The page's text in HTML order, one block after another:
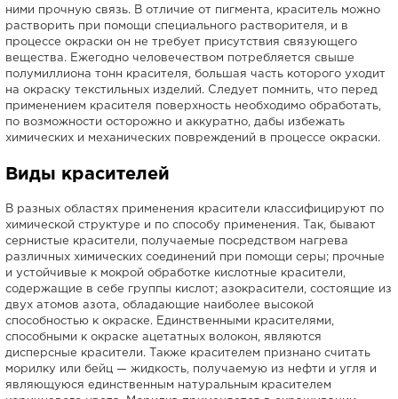
ними прочную связь. В отличие от пигмента, краситель можно
растворить при помощи специального растворителя, и в
процессе окраски он не требует присутствия связующего
вещества. Ежегодно человечеством потребляется свыше
полумиллиона тонн красителя, большая часть которого уходит
на окраску текстильных изделий. Следует помнить, что перед
применением красителя поверхность необходимо обработать,
по возможности осторожно и аккуратно, дабы избежать
химических и механических повреждений в процессе окраски.
Виды красителей
В разных областях применения красители классифицируют по
химической структуре и по способу применения. Так, бывают
сернистые красители, получаемые посредством нагрева
различных химических соединений при помощи серы; прочные
и устойчивые к мокрой обработке кислотные красители,
содержащие в себе группы кислот; азокрасители, состоящие из
двух атомов азота, обладающие наиболее высокой
способностью к окраске. Единственными красителями,
способными к окраске ацетатных волокон, являются
дисперсные красители. Также красителем признано считать
морилку или бейц — жидкость, получаемую из нефти и угля и
являющуюся единственным натуральным красителем